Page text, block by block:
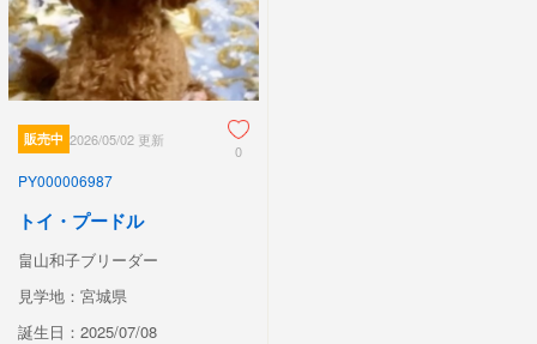
販売中 2026/05/02 更新
0
PY000006987
トイ・プードル
畠山和子ブリーダー
見学地：宮城県
誕生日：2025/07/08